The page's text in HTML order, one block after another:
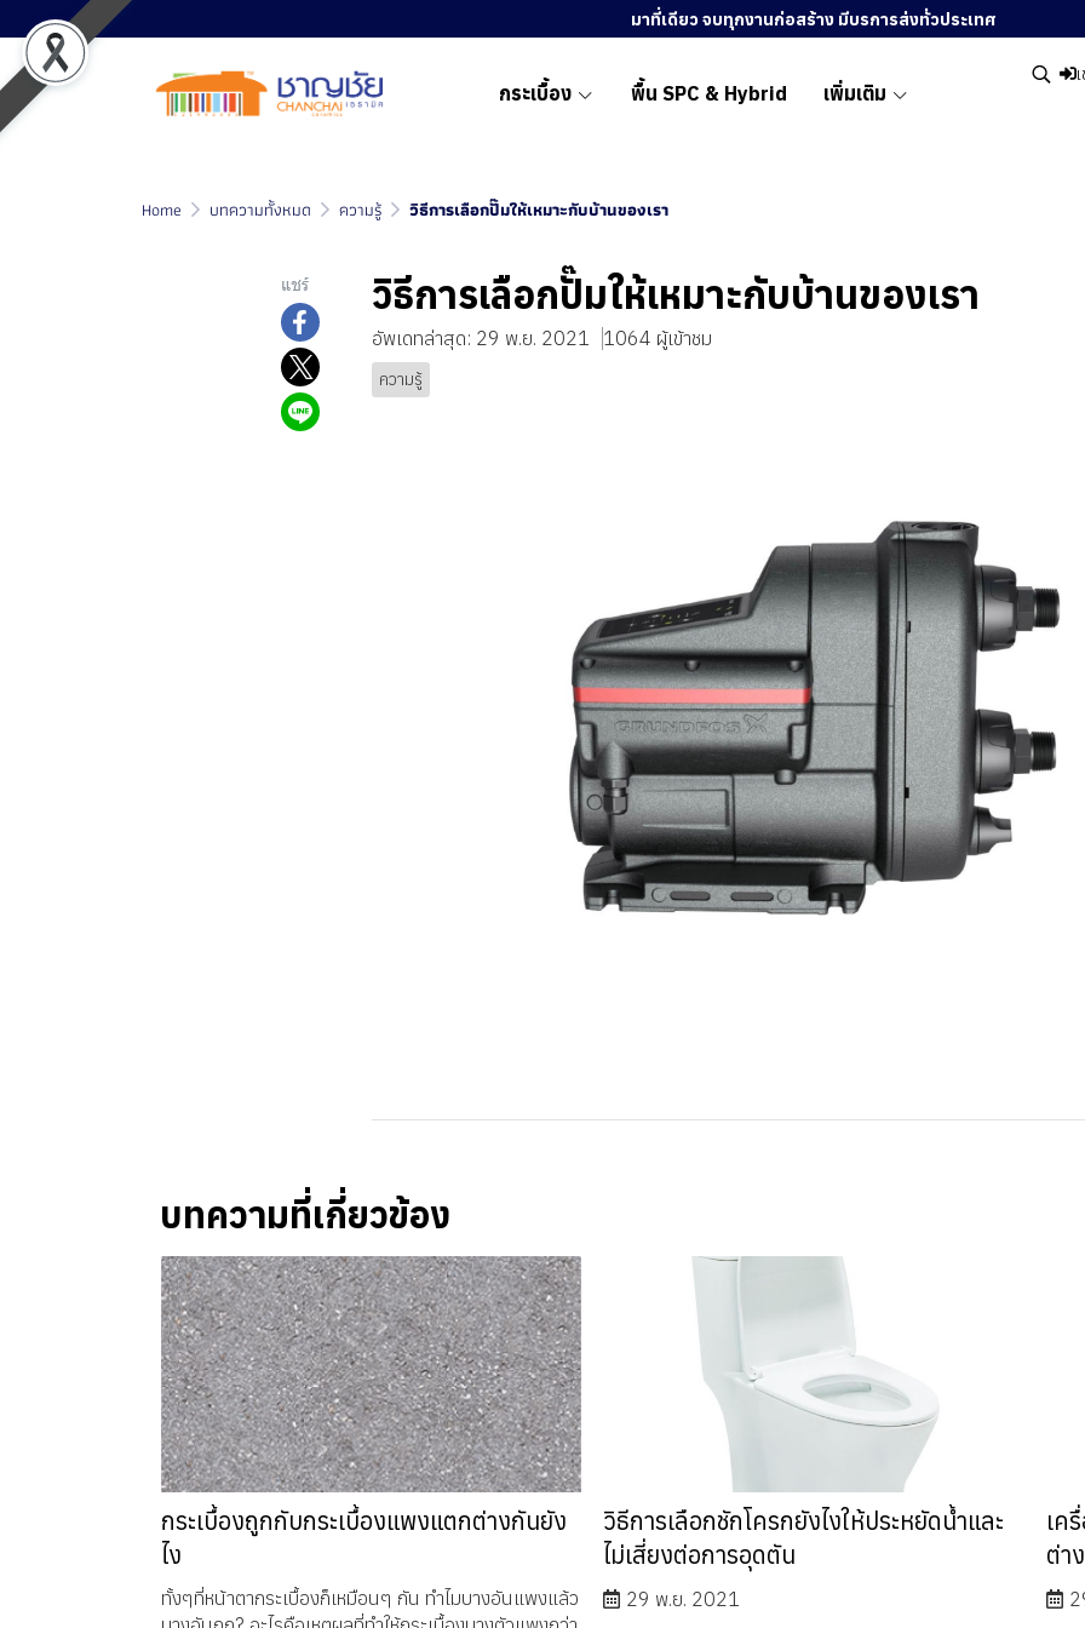
มาที่เดียว จบทุกงานก่อสร้าง มีบรการส่งทั่วประเทศ
กระเบื้อง พื้น SPC & Hybrid เพิ่มเติม
Home บทความทั้งหมด ความรู้ วิธีการเลือกปั๊มให้เหมาะกับบ้านของเรา
แชร์ วิธีการเลือกปั๊มให้เหมาะกับบ้านของเรา
อัพเดทล่าสุด: 29 พ.ย. 2021 1064 ผู้เข้าชม
ความรู้
บทความที่เกี่ยวข้อง
กระเบื้องถูกกับกระเบื้องแพงแตกต่างกันยัง
ไง
ทั้งๆที่หน้าตากระเบื้องก็เหมือนๆ กัน ทำไมบางอันแพงแล้ว
วิธีการเลือกชักโครกยังไงให้ประหยัดน้ำและ
ไม่เสี่ยงต่อการอุดตัน
29 พ.ย. 2021
เค
ต่า